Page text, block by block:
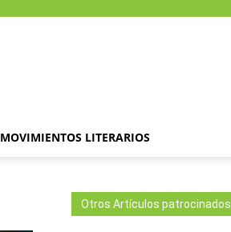
MOVIMIENTOS LITERARIOS
Otros Artículos patrocinados